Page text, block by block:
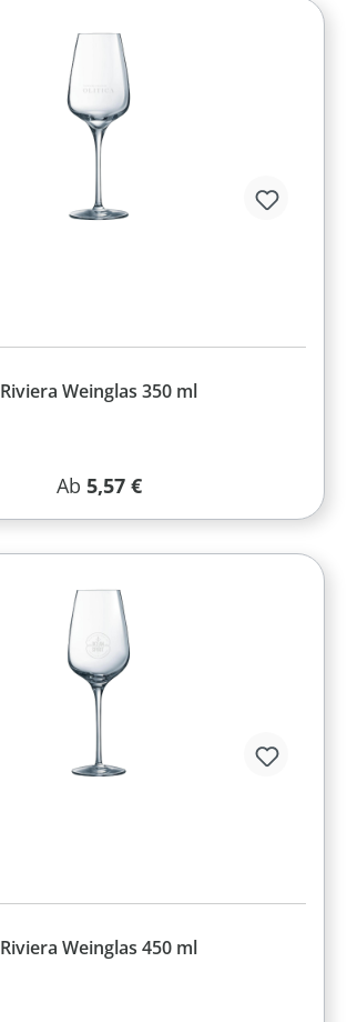
Riviera Weinglas 350 ml
Regulärer Preis:
Ab 5,57 €
Riviera Weinglas 450 ml